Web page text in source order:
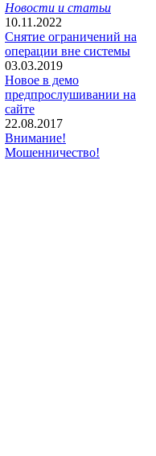
Новости и статьи
10.11.2022
Снятие ограничений на
операции вне системы
03.03.2019
Новое в демо
предпрослушивании на
сайте
22.08.2017
Внимание!
Мошенничество!